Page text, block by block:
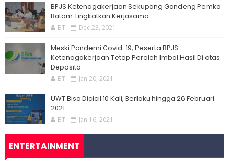
BPJS Ketenagakerjaan Sekupang Gandeng Pemko
Batam Tingkatkan Kerjasama
BT Dec 23, 2021
Meski Pandemi Covid-19, Peserta BPJS
Ketenagakerjaan Tetap Peroleh Imbal Hasil Di atas
Deposito
BT Jan 20, 2021
UWT Bisa Dicicil 10 Kali, Berlaku hingga 26 Februari
2021
BT Jan 16, 2021
ENTERTAINMENT